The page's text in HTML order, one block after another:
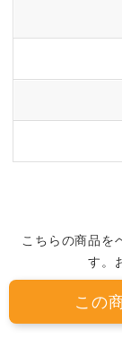
こちらの商品を
す。
この